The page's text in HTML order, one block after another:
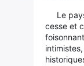
Le
cesse et